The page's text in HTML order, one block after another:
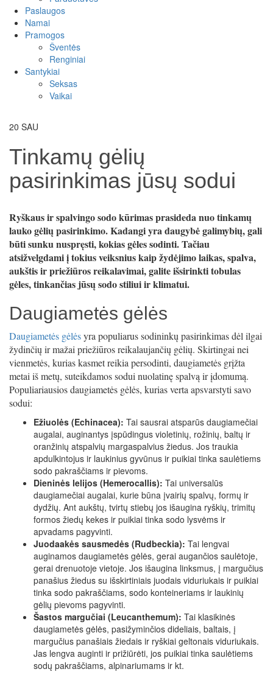
Paslaugos
Namai
Pramogos
Šventės
Renginiai
Santykiai
Seksas
Vaikai
20 SAU
Tinkamų gėlių
pasirinkimas jūsų sodui
Ryškaus ir spalvingo sodo kūrimas prasideda nuo tinkamų
lauko gėlių pasirinkimo. Kadangi yra daugybė galimybių, gali
būti sunku nuspręsti, kokias gėles sodinti. Tačiau
atsižvelgdami į tokius veiksnius kaip žydėjimo laikas, spalva,
aukštis ir priežiūros reikalavimai, galite išsirinkti tobulas
gėles, tinkančias jūsų sodo stiliui ir klimatui.
Daugiametės gėlės
Daugiametės gėlėsyra populiarus sodininkų pasirinkimas dėl ilgai
žydinčių ir mažai priežiūros reikalaujančių gėlių. Skirtingai nei
vienmetės, kurias kasmet reikia persodinti, daugiametės grįžta
metai iš metų, suteikdamos sodui nuolatinę spalvą ir įdomumą.
Populiariausios daugiametės gėlės, kurias verta apsvarstyti savo
sodui:
Ežiuolės (Echinacea): Tai sausrai atsparūs daugiamečiai
augalai, auginantys įspūdingus violetinių, rožinių, baltų ir
oranžinių atspalvių margaspalvius žiedus. Jos traukia
apdulkintojus ir laukinius gyvūnus ir puikiai tinka saulėtiems
sodo pakraščiams ir pievoms.
Dieninės lelijos (Hemerocallis): Tai universalūs
daugiamečiai augalai, kurie būna įvairių spalvų, formų ir
dydžių. Ant aukštų, tvirtų stiebų jos išaugina ryškių, trimitų
formos žiedų kekes ir puikiai tinka sodo lysvėms ir
apvadams pagyvinti.
Juodaakės sausmedės (Rudbeckia): Tai lengvai
auginamos daugiametės gėlės, gerai augančios saulėtoje,
gerai drenuotoje vietoje. Jos išaugina linksmus, į margučius
panašius žiedus su išskirtiniais juodais viduriukais ir puikiai
tinka sodo pakraščiams, sodo konteineriams ir laukinių
gėlių pievoms pagyvinti.
Šastos margučiai (Leucanthemum): Tai klasikinės
daugiametės gėlės, pasižyminčios dideliais, baltais, į
margučius panašiais žiedais ir ryškiai geltonais viduriukais.
Jas lengva auginti ir prižiūrėti, jos puikiai tinka saulėtiems
sodų pakraščiams, alpinariumams ir kt.